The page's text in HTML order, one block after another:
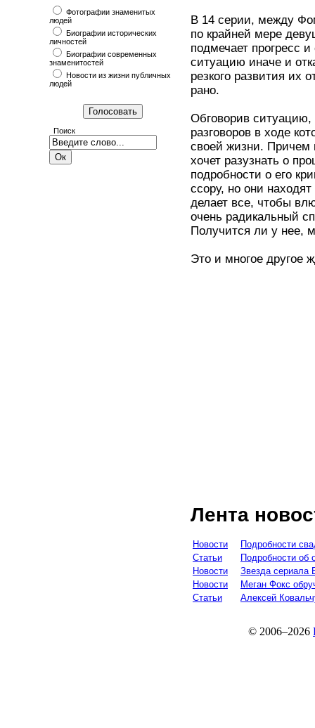
Фотографии знаменитых
людей
Биографии исторических
личностей
Биографии современных
знаменитостей
Новости из жизни публичных
людей
Поиск
В 14 серии, между
по крайней мере
подмечает прогресс
ситуацию иначе и
резкого развития их
рано.
Обговорив
разговоров в ходе
своей жизни. Причем
хочет разузнать о
подробности о его
ссору, но они
делает все, чтобы
очень радикальный
Получится ли у нее,
Это и многое другое
Лента
Новости
Подробности
Статьи
Подробности об
Новости
Звезда сериала
Новости
Меган Фокс
Статьи
Алексей
© 2006–2026